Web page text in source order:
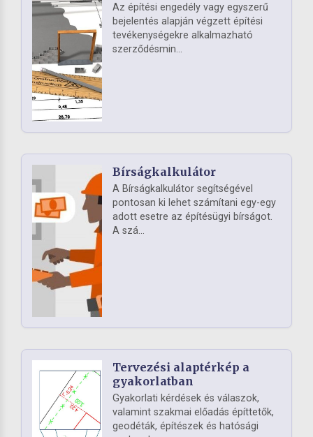
Az építési engedély vagy egyszerű
bejelentés alapján végzett építési
tevékenységekre alkalmazható
szerződésmin...
Bírságkalkulátor
A Bírságkalkulátor segítségével
pontosan ki lehet számítani egy-egy
adott esetre az építésügyi bírságot.
A szá...
Tervezési alaptérkép a
gyakorlatban
Gyakorlati kérdések és válaszok,
valamint szakmai előadás építtetők,
geodéták, építészek és hatósági